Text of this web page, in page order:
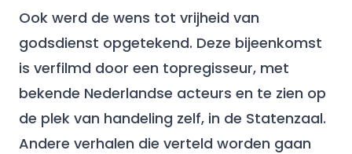
Ook werd de wens tot vrijheid van
godsdienst opgetekend. Deze bijeenkomst
is verfilmd door een topregisseur, met
bekende Nederlandse acteurs en te zien op
de plek van handeling zelf, in de Statenzaal.
Andere verhalen die verteld worden gaan